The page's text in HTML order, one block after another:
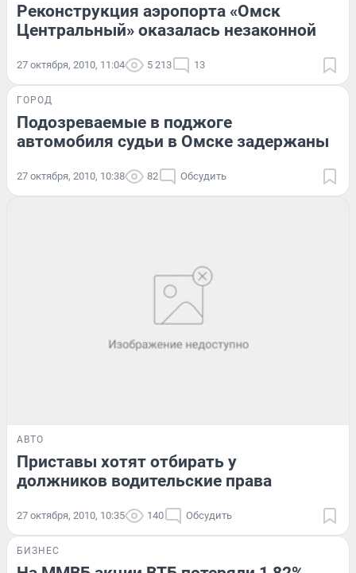
Реконструкция аэропорта «Омск
Центральный» оказалась незаконной
27 октября, 2010, 11:04 5 213 13
ГОРОД
Подозреваемые в поджоге
автомобиля судьи в Омске задержаны
27 октября, 2010, 10:38 82 Обсудить
АВТО
Приставы хотят отбирать у
должников водительские права
27 октября, 2010, 10:35 140 Обсудить
БИЗНЕС